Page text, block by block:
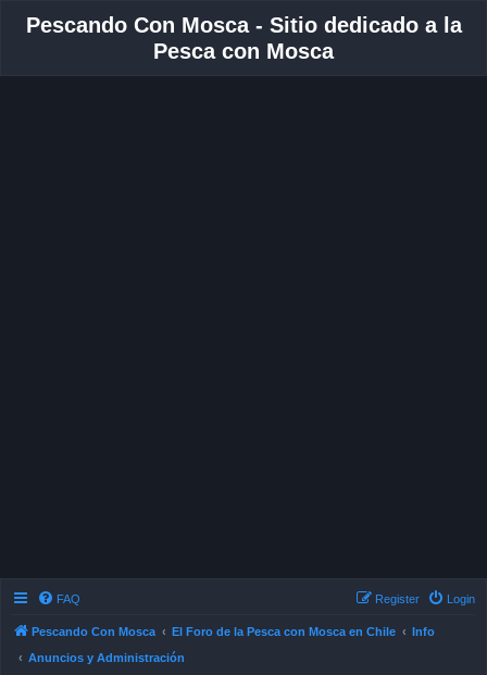
Pescando Con Mosca - Sitio dedicado a la
Pesca con Mosca
FAQ Login
Register
Pescando Con Mosca El Foro de la Pesca con Mosca en Chile Info Anuncios y Administración